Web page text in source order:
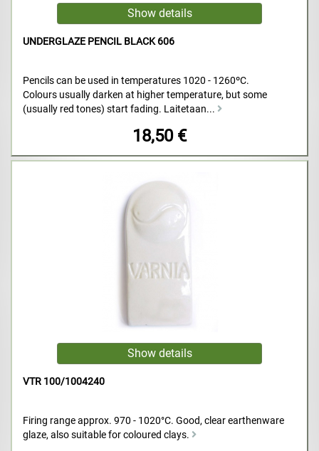
UNDERGLAZE PENCIL BLACK 606
Pencils can be used in temperatures 1020 - 1260ºC.
Colours usually darken at higher temperature, but some
(usually red tones) start fading. Laitetaan...
18,50 €
VTR 100/1004240
Firing range approx. 970 - 1020°C. Good, clear earthenware
glaze, also suitable for coloured clays.